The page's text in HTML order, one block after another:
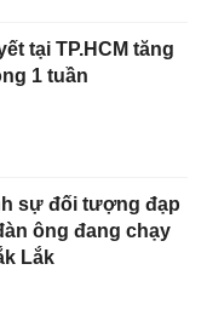
tại TP.HCM tăng
1 tuần
sự đối tượng đạp
ông đang chạy
Lắk